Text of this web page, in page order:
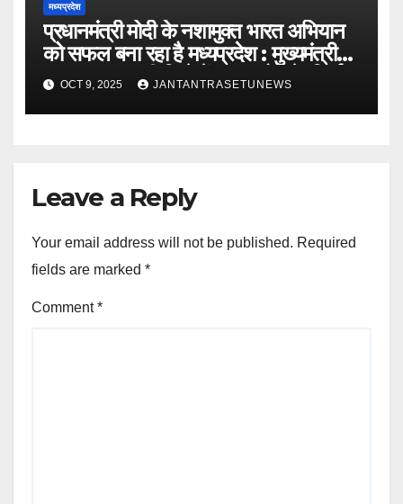
मध्यप्रदेश
प्रधानमंत्री मोदी के नशामुक्त भारत अभियान
को सफल बना रहा है मध्यप्रदेश : मुख्यमंत्री
डॉ. यादवबड़वानी जिले में 60 करोड़ के निर्माण
कार्यों का वर्चुअली किया लोकार्पण और
शिलान्यास
OCT 9, 2025 JANTANTRASETUNEWS
Leave a Reply
Your email address will not be published. Required
fields are marked *
Comment*